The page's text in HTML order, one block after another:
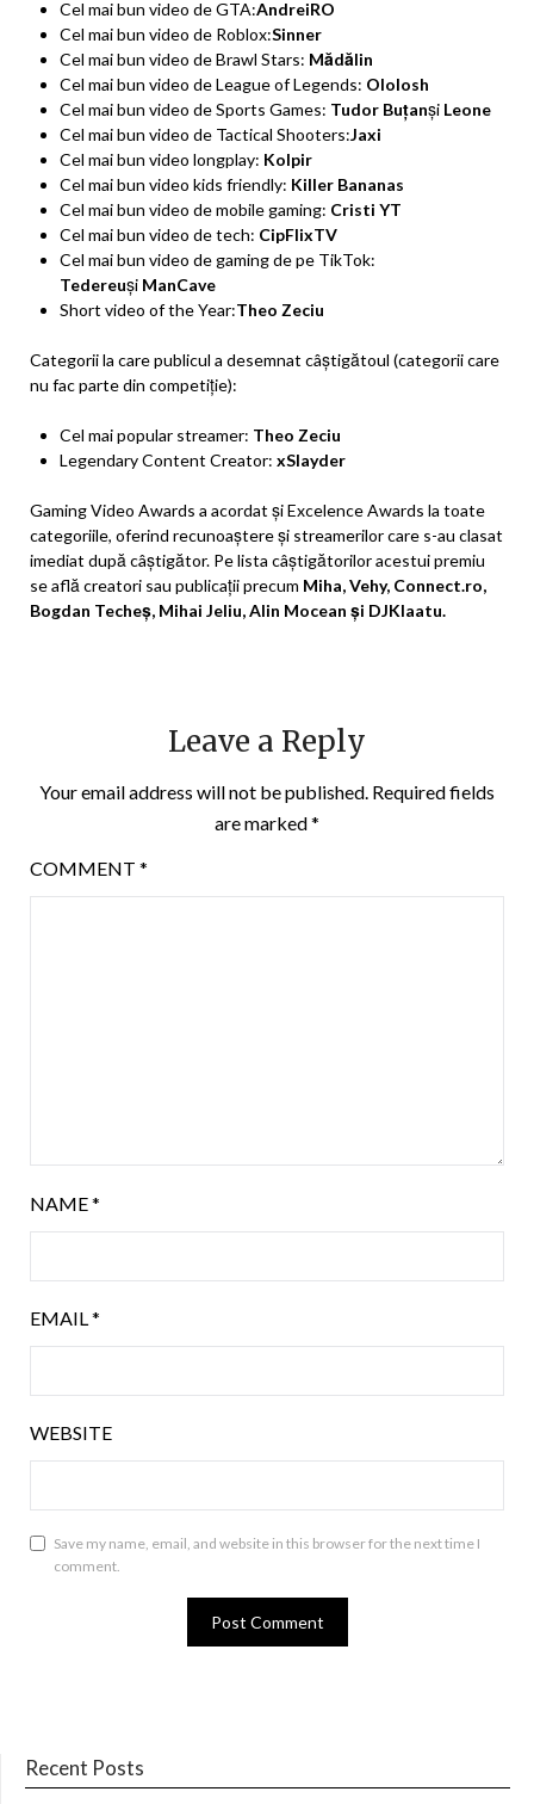
Cel mai bun video de GTA:AndreiRO
Cel mai bun video de Roblox:Sinner
Cel mai bun video de Brawl Stars: Mădălin
Cel mai bun video de League of Legends: Ololosh
Cel mai bun video de Sports Games: Tudor Buțanși Leone
Cel mai bun video de Tactical Shooters:Jaxi
Cel mai bun video longplay: Kolpir
Cel mai bun video kids friendly: Killer Bananas
Cel mai bun video de mobile gaming: Cristi YT
Cel mai bun video de tech: CipFlixTV
Cel mai bun video de gaming de pe TikTok:
Tedereuși ManCave
Short video of the Year:Theo Zeciu
Categorii la care publicul a desemnat câștigătoul (categorii care
nu fac parte din competiție):
Cel mai popular streamer: Theo Zeciu
Legendary Content Creator: xSlayder
Gaming Video Awards a acordat și Excelence Awards la toate
categoriile, oferind recunoaștere și streamerilor care s-au clasat
imediat după câștigător. Pe lista câștigătorilor acestui premiu
se află creatori sau publicații precum Miha, Vehy, Connect.ro,
Bogdan Techeș, Mihai Jeliu, Alin Mocean și DJKlaatu.
Leave a Reply
Your email address will not be published. Required fields
are marked*
COMMENT *
NAME*
EMAIL *
WEBSITE
Save my name, email, and website in this browser for the next time I
comment.
Recent Posts